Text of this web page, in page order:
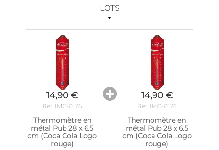
LOTS
14,90 €
Ref. IMC-0176
Thermomètre en
métal Pub 28 x 6.5
cm (Coca Cola Logo
rouge)
14,90 €
Ref. IMC-0176
Thermomètre en
métal Pub 28 x 6.5
cm (Coca Cola Logo
rouge)